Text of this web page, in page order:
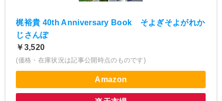
梶裕貴 40th Anniversary Book そよぎそよがれか
じさんぽ
￥3,520
(価格・在庫状況は記事公開時点のものです)
Amazon